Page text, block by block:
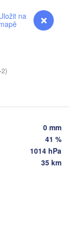
Předpověď
0 mm
41 %
1014 hPa
35 km